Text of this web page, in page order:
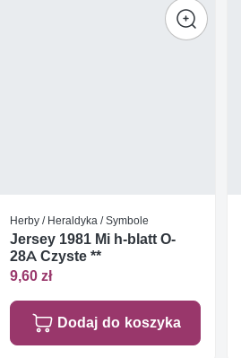
Herby / Heraldyka / Symbole
Jersey 1981 Mi h-blatt O-
28A Czyste **
9,60 zł
Dodaj do koszyka